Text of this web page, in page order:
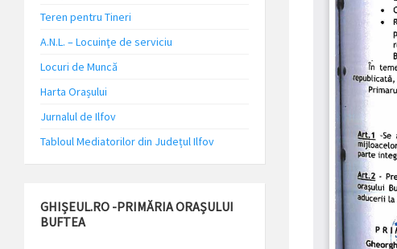
Teren pentru Tineri
A.N.L. – Locuinţe de serviciu
Locuri de Muncă
Harta Orașului
Jurnalul de Ilfov
Tabloul Mediatorilor din Județul Ilfov
GHIȘEUL.RO -PRIMĂRIA ORAȘULUI
BUFTEA